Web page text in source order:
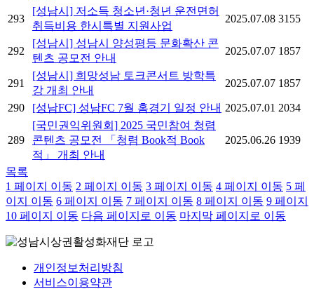
293
[성남시] 저소득 청소년·청년 운전면허
취득비용 한시특별 지원사업
2025.07.08 3155
292
[성남시] 성남시 양성평등 문화확산 콘
텐츠 공모전 안내
2025.07.07 1857
291
[성남시] 희망성남 토크콘서트 방학특
강 개최 안내
2025.07.07 1857
290 [성남FC] 성남FC 7월 홈경기 일정 안내 2025.07.01 2034
289
[국민권익위원회] 2025 국민참여 청렴
콘텐츠 공모전 「청렴 Book적 Book
적」 개최 안내
2025.06.26 1939
목록
1 페이지 이동 2 페이지 이동 3 페이지 이동 4 페이지 이동 5 페
이지 이동 6 페이지 이동 7 페이지 이동 8 페이지 이동 9 페이지
10 페이지 이동 다음 페이지로 이동 마지막 페이지로 이동
개인정보처리방침
서비스이용약관